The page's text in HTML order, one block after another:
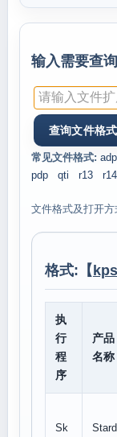
输入需要查
常见文件格式: adp
pdp
qti r13 r14
文件格式及打开方
格式:【 kps
执
行
程
序
产品
名称
Sk